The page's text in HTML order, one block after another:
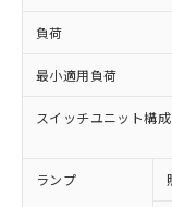
負荷
最小適用負荷
スイッチユニット構成
ランプ
※1 対応状
対応済
非含有に